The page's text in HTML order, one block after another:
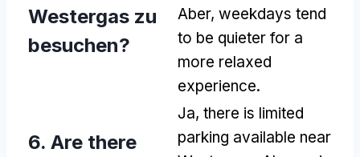
Westergas zu
besuchen?
Aber, weekdays tend
to be quieter for a
more relaxed
experience.
6. Are there
Ja, there is limited
parking available near